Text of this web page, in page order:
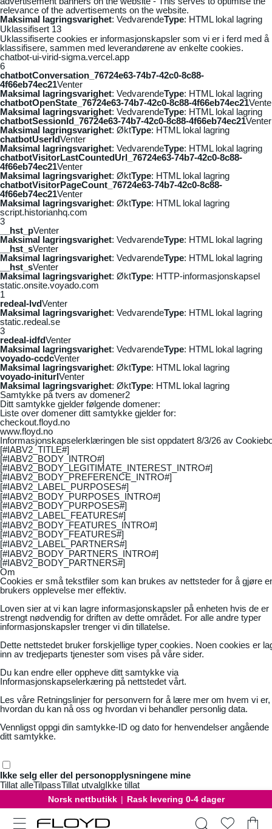
relevance of the advertisements on the website.
Maksimal lagringsvarighet: VedvarendeType: HTML lokal lagring
Uklassifisert 13
Uklassifiserte cookies er informasjonskapsler som vi er i ferd med å
klassifisere, sammen med leverandørene av enkelte cookies.
chatbot-ui-virid-sigma.vercel.app
6
chatbotConversation_76724e63-74b7-42c0-8c88-
4f66eb74ec21Venter
Maksimal lagringsvarighet: VedvarendeType: HTML lokal lagring
chatbotOpenState_76724e63-74b7-42c0-8c88-4f66eb74ec21
Maksimal lagringsvarighet: VedvarendeType: HTML lokal lagring
chatbotSessionId_76724e63-74b7-42c0-8c88-4f66eb74ec21Venter
Maksimal lagringsvarighet: ØktType: HTML lokal lagring
chatbotUserIdVenter
Maksimal lagringsvarighet: VedvarendeType: HTML lokal lagring
chatbotVisitorLastCountedUrl_76724e63-74b7-42c0-8c88-
4f66eb74ec21Venter
Maksimal lagringsvarighet: ØktType: HTML lokal lagring
chatbotVisitorPageCount_76724e63-74b7-42c0-8c88-
4f66eb74ec21Venter
Maksimal lagringsvarighet: ØktType: HTML lokal lagring
script.historianhq.com
3
__hst_pVenter
Maksimal lagringsvarighet: VedvarendeType: HTML lokal lagring
__hst_sVenter
Maksimal lagringsvarighet: VedvarendeType: HTML lokal lagring
__hst_sVenter
Maksimal lagringsvarighet: ØktType: HTTP-informasjonskapsel
static.onsite.voyado.com
1
redeal-lvdVenter
Maksimal lagringsvarighet: VedvarendeType: HTML lokal lagring
static.redeal.se
3
redeal-idfdVenter
Maksimal lagringsvarighet: VedvarendeType: HTML lokal lagring
voyado-ccdcVenter
Maksimal lagringsvarighet: ØktType: HTML lokal lagring
voyado-initurlVenter
Maksimal lagringsvarighet: ØktType: HTML lokal lagring
Samtykke på tvers av domener2
Ditt samtykke gjelder følgende domener:
Liste over domener ditt samtykke gjelder for:
checkout.floyd.no
www.floyd.no
Informasjonskapselerklæringen ble sist oppdatert 8/3/26 av
[#IABV2_TITLE#]
[#IABV2_BODY_INTRO#]
[#IABV2_BODY_LEGITIMATE_INTEREST_INTRO#]
[#IABV2_BODY_PREFERENCE_INTRO#]
[#IABV2_LABEL_PURPOSES#]
[#IABV2_BODY_PURPOSES_INTRO#]
[#IABV2_BODY_PURPOSES#]
[#IABV2_LABEL_FEATURES#]
[#IABV2_BODY_FEATURES_INTRO#]
[#IABV2_BODY_FEATURES#]
[#IABV2_LABEL_PARTNERS#]
[#IABV2_BODY_PARTNERS_INTRO#]
[#IABV2_BODY_PARTNERS#]
Om
Cookies er små tekstfiler som kan brukes av nettsteder for å gjøre
brukers opplevelse mer effektiv.
Loven sier at vi kan lagre informasjonskapsler på enheten hvis de er
strengt nødvendig for driften av dette området. For alle andre typer
informasjonskapsler trenger vi din tillatelse.
Dette nettstedet bruker forskjellige typer cookies. Noen cookies er
inn av tredjeparts tjenester som vises på våre sider.
Du kan endre eller oppheve ditt samtykke via
Informasjonskapselerkæring på nettstedet vårt.
Les våre Retningslinjer for personvern for å lære mer om hvem vi er,
hvordan du kan nå oss og hvordan vi behandler personlig data.
Vennligst oppgi din samtykke-ID og dato for henvendelser angående
ditt samtykke.
Ikke selg eller del personopplysningene mine
Tillat alleTilpassTillat utvalgIkke tillat
Gratis bytte 30 dager åpent kjøp